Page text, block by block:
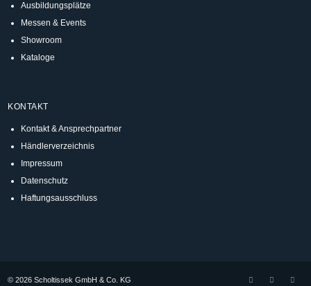
Ausbildungsplätze
Messen & Events
Showroom
Kataloge
KONTAKT
Kontakt & Ansprechpartner
Händlerverzeichnis
Impressum
Datenschutz
Haftungsausschluss
© 2026 Scholtissek GmbH & Co. KG